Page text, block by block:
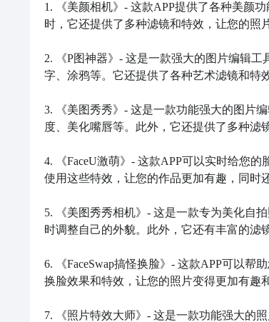
1. 《美颜相机》- 这款APP提供了各种美颜
时，它还提供了多种滤镜和特效，让您的照
2. 《P图神器》- 这是一款强大的图片编辑
字、涂鸦等。它还提供了各种艺术滤镜和特
3. 《美图秀秀》- 这是一款功能强大的图片
度、美化嘴唇等。此外，它还提供了多种滤
4. 《FaceU激萌》- 这款APP可以实时给您
使用这些特效，让您的作品更加有趣，同时
5. 《美图秀秀相机》- 这是一款专为美化自
时调整自己的外貌。此外，它还有丰富的滤
6. 《FaceSwap搞怪换脸》- 这款APP可以
换脸效果和特效，让您的照片变得更加有趣
7. 《照片特效大师》- 这是一款功能强大的